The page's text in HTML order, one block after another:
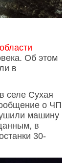
Об этом
в
селе Сухая
о ЧП
машину
в
30-